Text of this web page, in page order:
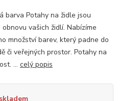
barva Potahy na židle jsou
vašich židlí. Nabízíme
množství barev, který padne do
či veřejných prostor. Potahy na
... celý popis